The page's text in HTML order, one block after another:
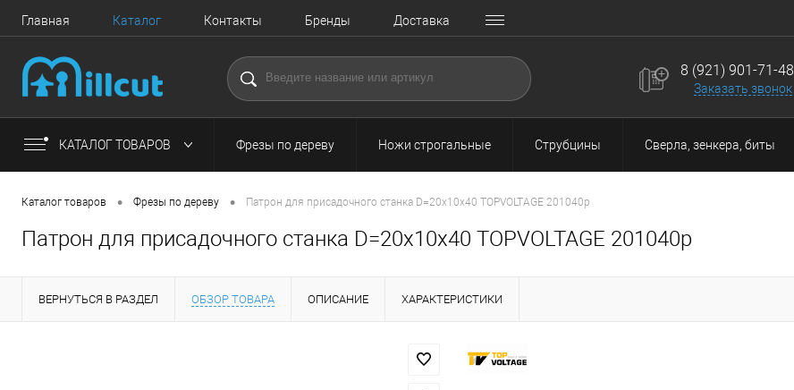
Главная Каталог Контакты Бренды Доставка
8 (921) 901-71-48
Заказать звонок
КАТАЛОГ ТОВАРОВ Фрезы по дереву Ножи строгальные Струбцины Сверла, зенкера, биты
Каталог товаров • Фрезы по дереву • Патрон для присадочного станка D=20x10x40 TOPVOLTAGE 201040p
Патрон для присадочного станка D=20x10x40 TOPVOLTAGE 201040p
ВЕРНУТЬСЯ В РАЗДЕЛ ОБЗОР ТОВАРА ОПИСАНИЕ ХАРАКТЕРИСТИКИ